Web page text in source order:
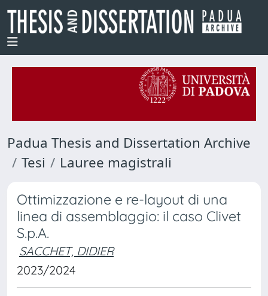
Padua Thesis and Dissertation Archive
Tesi
Lauree magistrali
Ottimizzazione e re-layout di una
linea di assemblaggio: il caso Clivet
S.p.A.
SACCHET, DIDIER
2023/2024